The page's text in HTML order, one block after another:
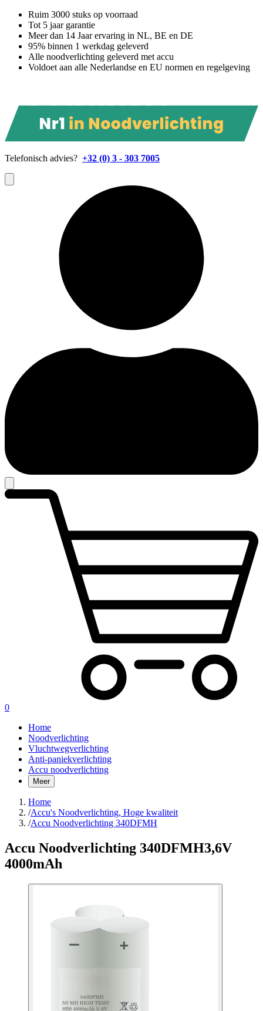
Ruim 3000 stuks op voorraad
Tot 5 jaar garantie
Meer dan 14 Jaar ervaring in NL, BE en DE
95% binnen 1 werkdag geleverd
Alle noodverlichting geleverd met accu
Voldoet aan alle Nederlandse en EU normen en regelgeving
Telefonisch advies? +32 (0) 3 - 303 7005
0
Home
Noodverlichting
Vluchtwegverlichting
Anti-paniekverlichting
Accu noodverlichting
Meer
Home
/Accu's Noodverlichting, Hoge kwaliteit
/Accu Noodverlichting 340DFMH
Accu Noodverlichting 340DFMH3,6V
4000mAh